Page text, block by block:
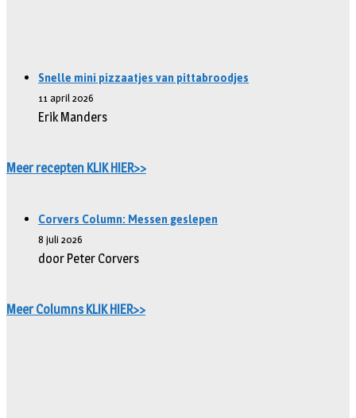
Snelle mini pizzaatjes van pittabroodjes
11 april 2026
Erik Manders
Meer recepten KLIK HIER>>
Corvers Column: Messen geslepen
8 juli 2026
door Peter Corvers
Meer Columns KLIK HIER>>